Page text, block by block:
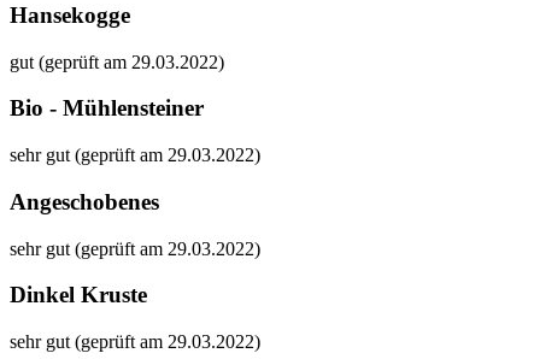
Hansekogge
gut (geprüft am 29.03.2022)
Bio - Mühlensteiner
sehr gut (geprüft am 29.03.2022)
Angeschobenes
sehr gut (geprüft am 29.03.2022)
Dinkel Kruste
sehr gut (geprüft am 29.03.2022)